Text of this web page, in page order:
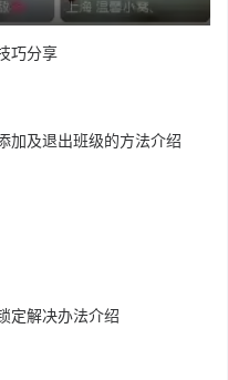
巧分享
加及退出班级的方法介绍
定解决办法介绍